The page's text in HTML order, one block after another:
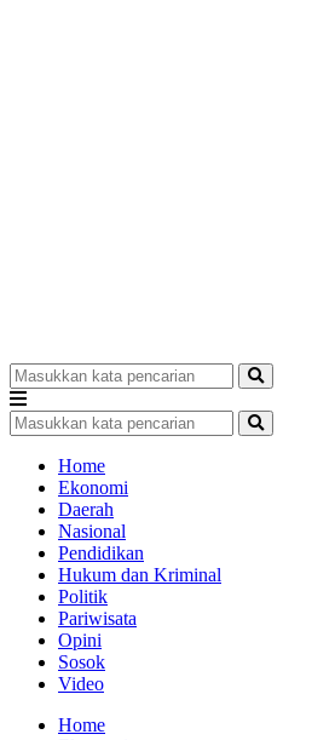
Home
Ekonomi
Daerah
Nasional
Pendidikan
Hukum dan Kriminal
Politik
Pariwisata
Opini
Sosok
Video
Home